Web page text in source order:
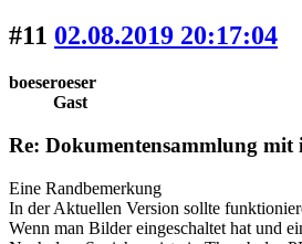
#11 02.08.2019 20:17:04
boeseroeser
Gast
Re: Dokumentensammlung mit
Eine Randbemerkung
In der Aktuellen Version sollte
Wenn man Bilder eingeschaltet hat und